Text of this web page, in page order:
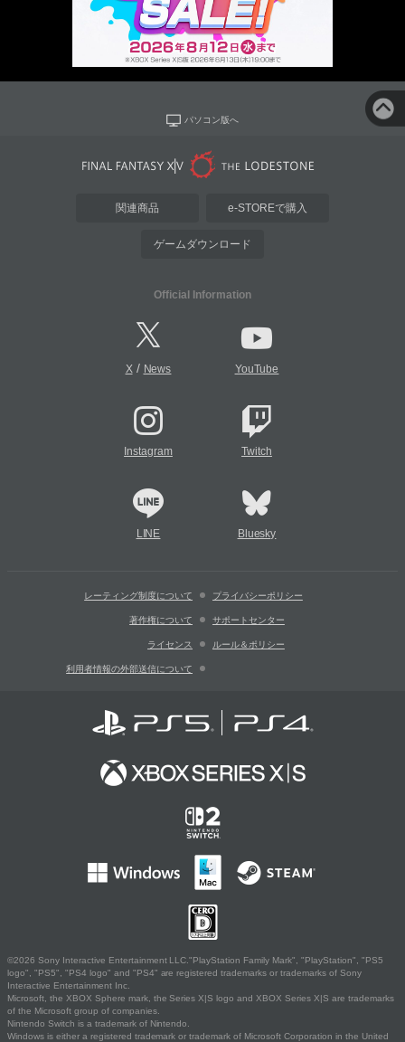
パソコン版へ
関連商品 e-STOREで購入
ゲームダウンロード
Official Information
X/ News YouTube
Instagram Twitch
LINE Bluesky
レーティング制度について プライバシーポリシー
著作権について サポートセンター
ライセンス ルール＆ポリシー
利用者情報の外部送信について
©2026 Sony Interactive Entertainment LLC."PlayStation Family Mark", "PlayStation", "PS5
logo", "PS5", "PS4 logo" and "PS4" are registered trademarks or trademarks of Sony
Interactive Entertainment Inc.
Microsoft, the XBOX Sphere mark, the Series X|S logo and XBOX Series X|S are trademarks
of the Microsoft group of companies.
Nintendo Switch is a trademark of Nintendo.
Windows is either a registered trademark or trademark of Microsoft Corporation in the United